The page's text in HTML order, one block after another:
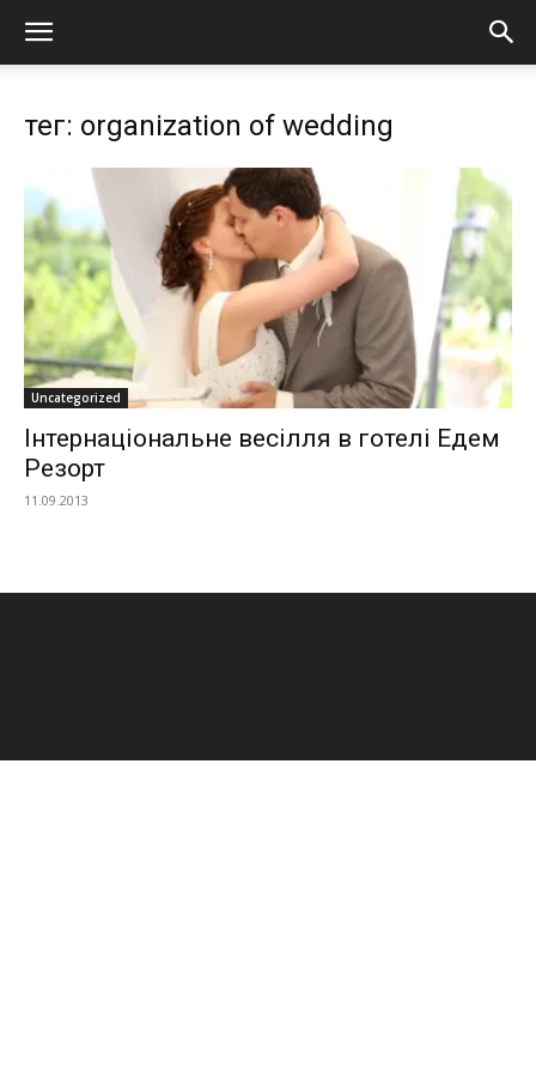
тег: organization of wedding
Uncategorized
Інтернаціональне весілля в готелі Едем
Резорт
11.09.2013